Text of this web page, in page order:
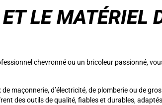
LE MATÉRIEL
chevronné ou un bricoleur passionné,
maçonnerie, d’électricité, de plomberie ou de
des outils de qualité, fiables et durables,